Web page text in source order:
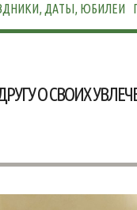
ДАТЫ, ЮБИЛЕИ
О СВОИХ